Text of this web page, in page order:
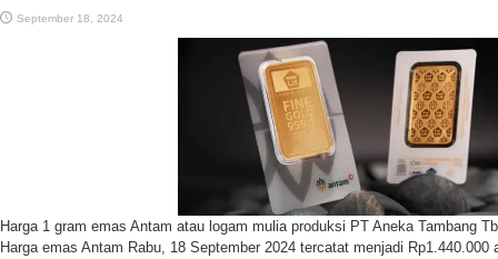
September 18, 2024
Harga 1 gram emas Antam atau logam mulia produksi PT Aneka Tambang
Harga emas Antam Rabu, 18 September 2024 tercatat menjadi Rp1.440.000